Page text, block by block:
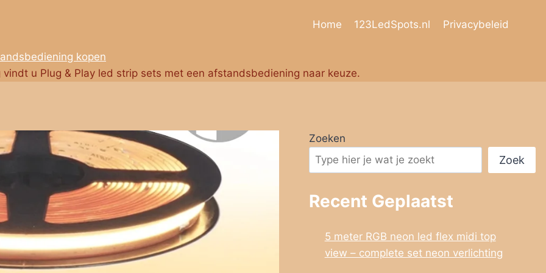
Home 123LedSpots.nl Privacybeleid
kopen
vindt u Plug & Play led strip sets met een afstandsbediening naar keuze.
Zoeken
Zoek
Recent Geplaatst
5 meter RGB neon led flex midi top
view – complete set neon verlichting